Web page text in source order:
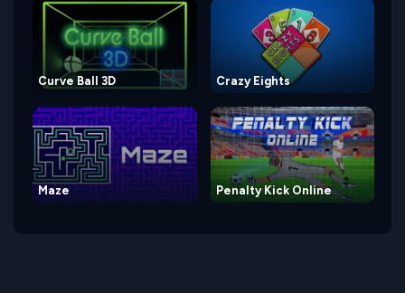
Curve Ball 3D Crazy Eights
Maze Penalty Kick Online